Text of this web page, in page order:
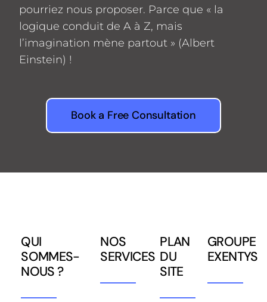
pourriez nous proposer. Parce que « la
logique conduit de A à Z, mais
l’imagination mène partout » (Albert
Einstein) !
Book a Free Consultation
QUI
SOMMES-
NOUS ?
NOS
SERVICES
PLAN
DU
SITE
GROUPE
EXENTYS